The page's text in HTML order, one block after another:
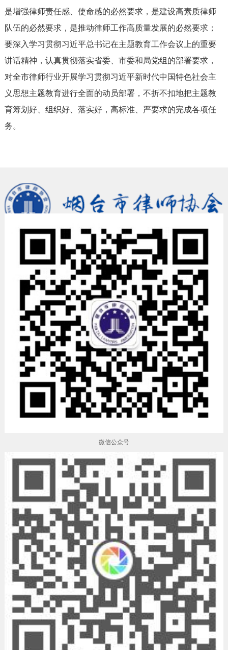
是增强律师责任感、使命感的必然要求，是建设高素质律师
队伍的必然要求，是推动律师工作高质量发展的必然要求；
要深入学习贯彻习近平总书记在主题教育工作会议上的重要
讲话精神，认真贯彻落实省委、市委和局党组的部署要求，
对全市律师行业开展学习贯彻习近平新时代中国特色社会主
义思想主题教育进行全面的动员部署，不折不扣地把主题教
育筹划好、组织好、落实好，高标准、严要求的完成各项任
务。
微信公众号